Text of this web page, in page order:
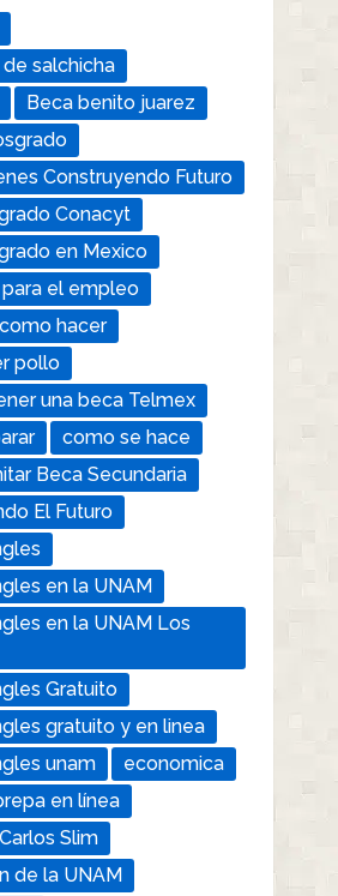
salchicha
Beca benito juarez
Construyendo Futuro
Conacyt
en Mexico
el empleo
como hacer
pollo
una beca Telmex
como se hace
Beca Secundaria
El Futuro
en la UNAM
en la UNAM Los
Gratuito
gratuito y en linea
unam
economica
en línea
Slim
de la UNAM